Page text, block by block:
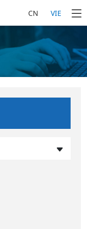
CN VIE